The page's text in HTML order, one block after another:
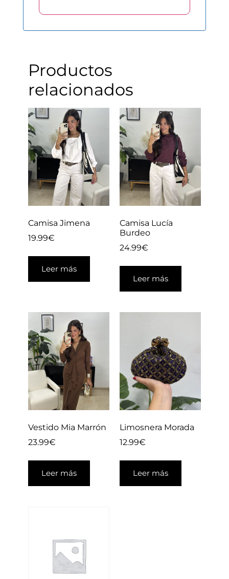
Productos
relacionados
Camisa Jimena
19.99€
Leer más
Camisa Lucía
Burdeo
24.99€
Leer más
Vestido Mia Marrón
23.99€
Leer más
Limosnera Morada
12.99€
Leer más